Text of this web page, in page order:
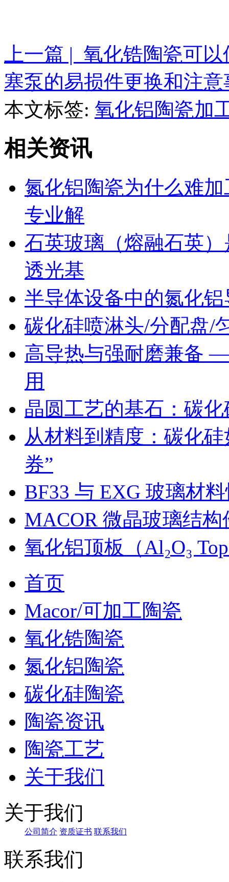
上一篇 | 氧化锆陶瓷可
塞泵的易损件更换和注意
本文标签: 氧化铝陶瓷加
相关资讯
氮化铝陶瓷为什么难
专业解
石英玻璃（熔融石英
透光基
半导体设备中的氮化
碳化硅喷淋头/分配盘/
高导热与强耐磨兼备
用
晶圆工艺的基石：碳
从材料到精度：碳化
券”
BF33 与 EXG 玻璃材
MACOR 微晶玻璃结
氧化铝顶板（Al₂O₃
首页
Macor/可加工陶瓷
氧化锆陶瓷
氮化铝陶瓷
碳化硅陶瓷
陶瓷资讯
陶瓷工艺
关于我们
关于我们
公司简介 资质证书 联系我们
联系我们